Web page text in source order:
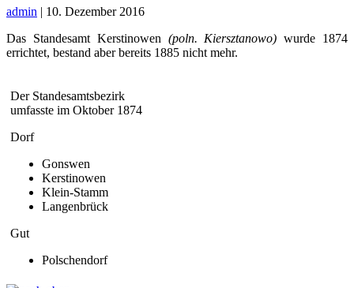
admin | 10. Dezember 2016
Das Standesamt Kerstinowen (poln. Kiersztanowo) wurde 1874
errichtet, bestand aber bereits 1885 nicht mehr.
Der Standesamtsbezirk
umfasste im Oktober 1874
Dorf
Gonswen
Kerstinowen
Klein-Stamm
Langenbrück
Gut
Polschendorf